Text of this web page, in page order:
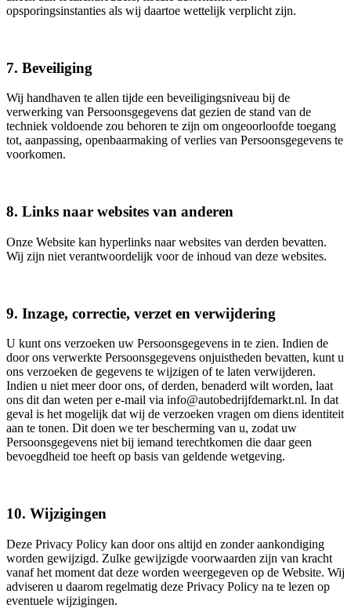
opsporingsinstanties als wij daartoe wettelijk verplicht zijn.
7. Beveiliging
Wij handhaven te allen tijde een beveiligingsniveau bij de
verwerking van Persoonsgegevens dat gezien de stand van de
techniek voldoende zou behoren te zijn om ongeoorloofde toegang
tot, aanpassing, openbaarmaking of verlies van Persoonsgegevens te
voorkomen.
8. Links naar websites van anderen
Onze Website kan hyperlinks naar websites van derden bevatten.
Wij zijn niet verantwoordelijk voor de inhoud van deze websites.
9. Inzage, correctie, verzet en verwijdering
U kunt ons verzoeken uw Persoonsgegevens in te zien. Indien de
door ons verwerkte Persoonsgegevens onjuistheden bevatten, kunt u
ons verzoeken de gegevens te wijzigen of te laten verwijderen.
Indien u niet meer door ons, of derden, benaderd wilt worden, laat
ons dit dan weten per e-mail via info@autobedrijfdemarkt.nl. In dat
geval is het mogelijk dat wij de verzoeken vragen om diens identiteit
aan te tonen. Dit doen we ter bescherming van u, zodat uw
Persoonsgegevens niet bij iemand terechtkomen die daar geen
bevoegdheid toe heeft op basis van geldende wetgeving.
10. Wijzigingen
Deze Privacy Policy kan door ons altijd en zonder aankondiging
worden gewijzigd. Zulke gewijzigde voorwaarden zijn van kracht
vanaf het moment dat deze worden weergegeven op de Website. Wij
adviseren u daarom regelmatig deze Privacy Policy na te lezen op
eventuele wijzigingen.